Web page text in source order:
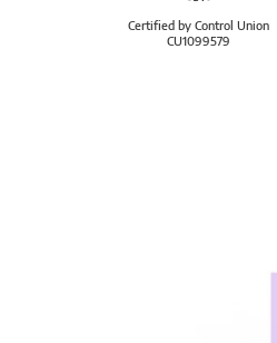
Certified by Control Union
CU1099579